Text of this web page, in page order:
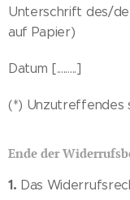
Unterschrift des/
auf Papier)
Datum [.........]
(*) Unzutreffendes
Ende der
1. Das